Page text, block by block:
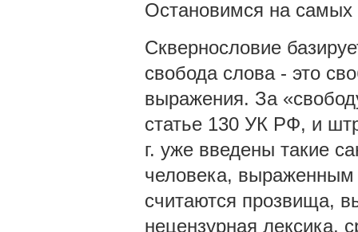
Остановимся на
Сквернословие
свобода слова - это
выражения. За
статье 130 УК РФ, и
г. уже введены такие
человека,
считаются прозвища,
нецензурная лексика,